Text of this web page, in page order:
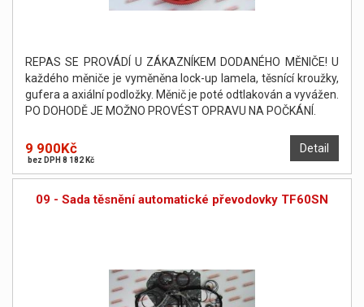
REPAS SE PROVÁDÍ U ZÁKAZNÍKEM DODANÉHO MĚNIČE! U
každého měniče je vyměněna lock-up lamela, těsnící kroužky,
gufera a axiální podložky. Měnič je poté odtlakován a vyvážen.
PO DOHODĚ JE MOŽNO PROVÉST OPRAVU NA POČKÁNÍ.
Detail
9 900Kč
bez DPH 8 182 Kč
09 - Sada těsnění automatické převodovky TF60SN